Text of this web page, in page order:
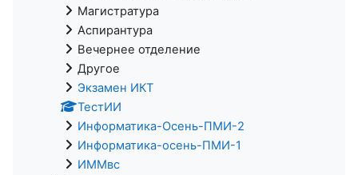
Магистратура
Аспирантура
Вечернее отделение
Другое
Экзамен ИКТ
ТестИИ
Информатика-Осень-ПМИ-2
Информатика-осень-ПМИ-1
ИММвс